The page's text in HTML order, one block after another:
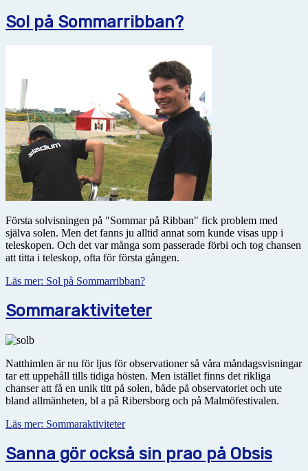
Sol på Sommarribban?
Första solvisningen på "Sommar på Ribban" fick problem med
själva solen. Men det fanns ju alltid annat som kunde visas upp i
teleskopen. Och det var många som passerade förbi och tog chansen
att titta i teleskop, ofta för första gången.
Läs mer: Sol på Sommarribban?
Sommaraktiviteter
Natthimlen är nu för ljus för observationer så våra måndagsvisningar
tar ett uppehåll tills tidiga hösten. Men istället finns det rikliga
chanser att få en unik titt på solen, både på observatoriet och ute
bland allmänheten, bl a på Ribersborg och på Malmöfestivalen.
Läs mer: Sommaraktiviteter
Sanna gör också sin prao på Obsis